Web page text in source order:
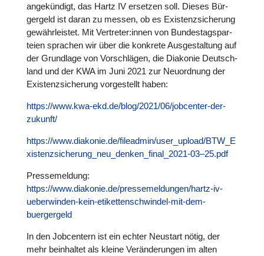
ange­kün­digt, das Hartz IV ersetzen soll. Dieses Bür­
ger­geld ist daran zu messen, ob es Exis­tenz­si­che­rung
gewähr­leis­tet. Mit Vertreter:innen von Bun­des­tags­par­
teien sprachen wir über die konkrete Aus­ge­stal­tung auf
der Grund­lage von Vor­schlä­gen, die Diakonie Deutsch­
land und der KWA im Juni 2021 zur Neu­ord­nung der
Exis­tenz­si­che­rung vor­ge­stellt haben:
https://www.kwa-ekd.de/blog/2021/06/jobcenter-der-
zukunft/
https://www.diakonie.de/fileadmin/user_upload/BTW_E
xistenzsicherung_neu_denken_final_2021-03–25.pdf
Pres­se­mel­dung:
https://www.diakonie.de/pressemeldungen/hartz-iv-
ueberwinden-kein-etikettenschwindel-mit-dem-
buergergeld
In den Job­cen­tern ist ein echter Neustart nötig, der
mehr beinhal­tet als kleine Ver­än­de­run­gen im alten